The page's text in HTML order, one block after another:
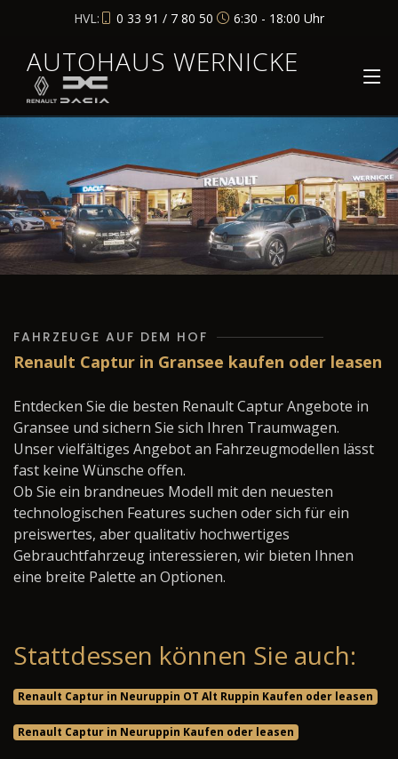
HVL: 0 33 91 / 7 80 50 6:30 - 18:00 Uhr
AUTOHAUS WERNICKE
FAHRZEUGE AUF DEM HOF
Renault Captur in Gransee kaufen oder leasen
Entdecken Sie die besten Renault Captur Angebote in
Gransee und sichern Sie sich Ihren Traumwagen.
Unser vielfältiges Angebot an Fahrzeugmodellen lässt
fast keine Wünsche offen.
Ob Sie ein brandneues Modell mit den neuesten
technologischen Features suchen oder sich für ein
preiswertes, aber qualitativ hochwertiges
Gebrauchtfahrzeug interessieren, wir bieten Ihnen
eine breite Palette an Optionen.
Stattdessen können Sie auch:
Renault Captur in Neuruppin OT Alt Ruppin Kaufen oder leasen
Renault Captur in Neuruppin Kaufen oder leasen